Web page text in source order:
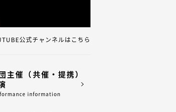
公式チャンネルはこちら
主催（共催・提携）
information